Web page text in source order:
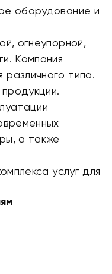
оборудование и
огнеупорной,
Компания
типа.
а также
услуг для